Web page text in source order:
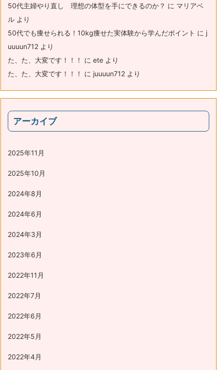
50代主婦やり直し 理想の体型を手にできるのか？ に マリアベ
ル より
50代でも痩せられる！10kg痩せた実体験から学んだポイント に j
uuuun712 より
た、た、大変です！！！
に ete より
た、た、大変です！！！
に juuuun712 より
アーカイブ
2025年11月
2025年10月
2024年8月
2024年6月
2024年3月
2023年6月
2022年11月
2022年7月
2022年6月
2022年5月
2022年4月